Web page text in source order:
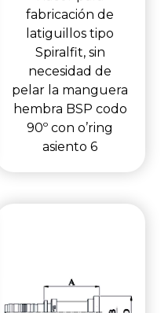
fabricación de
latiguillos tipo
Spiralfit, sin
necesidad de
pelar la manguera
hembra BSP codo
90º con o’ring
asiento 6